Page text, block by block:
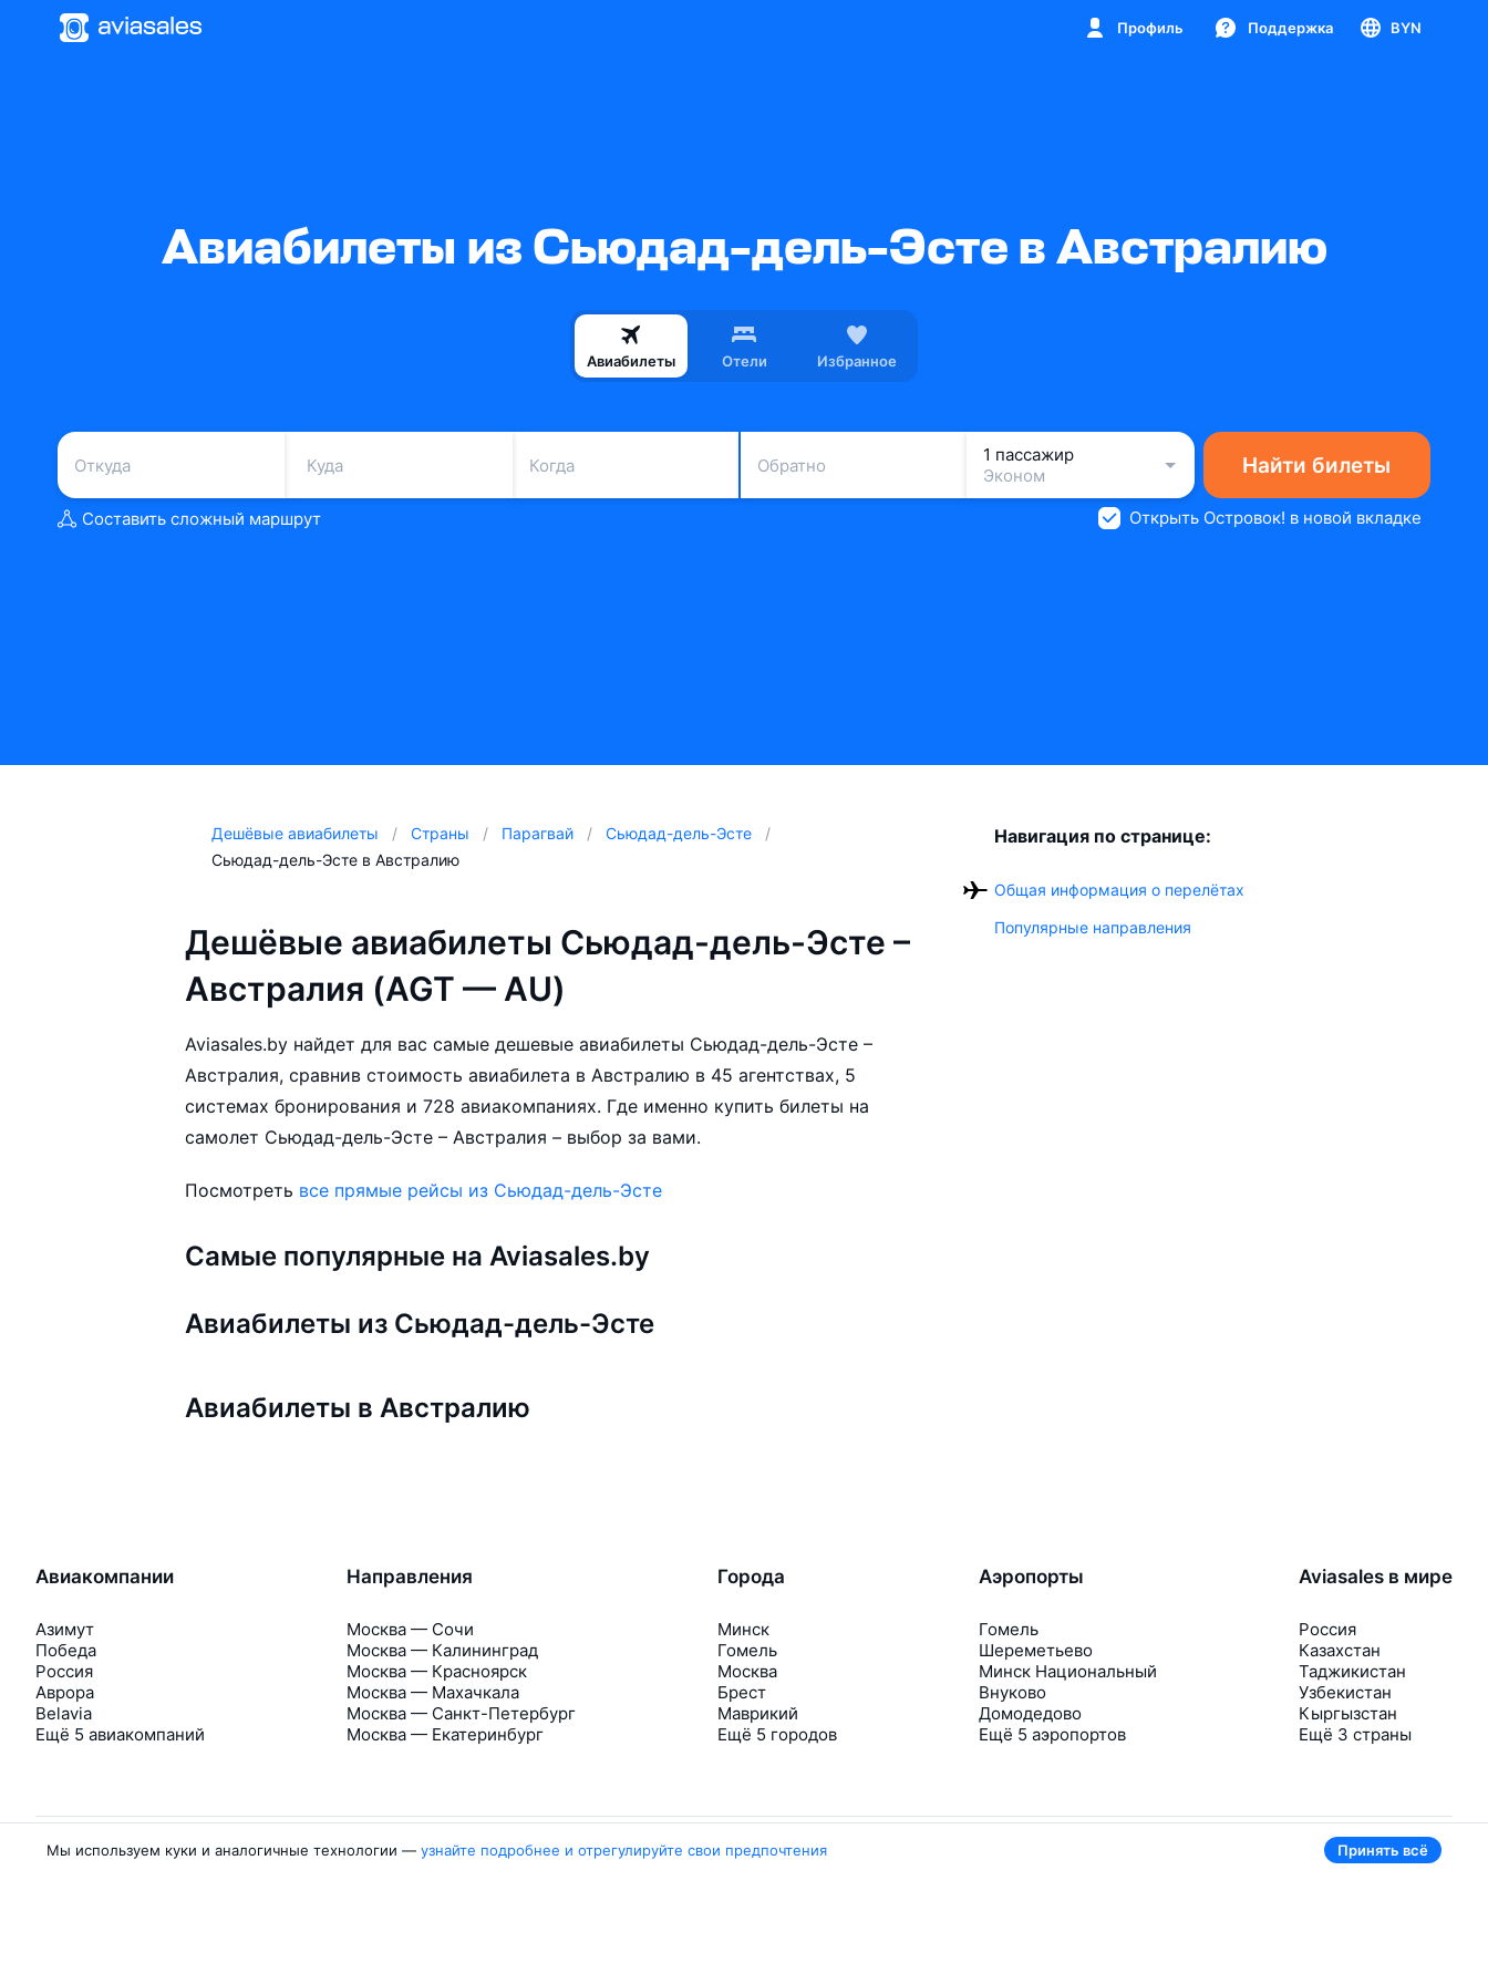
Профиль Поддержка BYN
Авиабилеты из Сьюдад-дель-Эсте в Австралию
Авиабилеты Отели Избранное
Когда Обратно
1 пассажир
Эконом
Найти билеты
Составить сложный маршрут Открыть Островок! в новой вкладке
Дешёвые авиабилеты Страны Парагвай
Сьюдад-дель-Эсте
Сьюдад-дель-Эсте в Австралию
Дешёвые авиабилеты Сьюдад-дель-Эсте –
Австралия (AGT — AU)
Aviasales.by найдет для вас самые дешевые авиабилеты Сьюдад-дель-Эсте –
Австралия, сравнив стоимость авиабилета в Австралию в 45 агентствах, 5
системах бронирования и 728 авиакомпаниях. Где именно купить билеты на
самолет Сьюдад-дель-Эсте – Австралия – выбор за вами.
Посмотреть все прямые рейсы из Сьюдад-дель-Эсте
Самые популярные на Aviasales.by
Авиабилеты из Сьюдад-дель-Эсте
Авиабилеты в Австралию
Навигация по странице:
Общая информация о перелётах
Популярные направления
Авиакомпании
Азимут
Победа
Россия
Аврора
Belavia
Ещё 5 авиакомпаний
Направления
Москва — Сочи
Москва — Калининград
Москва — Красноярск
Москва — Махачкала
Москва — Санкт-Петербург
Москва — Екатеринбург
Города
Минск
Гомель
Москва
Брест
Маврикий
Ещё 5 городов
Аэропорты
Гомель
Шереметьево
Минск Национальный
Внуково
Домодедово
Ещё 5 аэропортов
Aviasales в мире
Россия
Казахстан
Таджикистан
Узбекистан
Кыргызстан
Ещё 3 страны
Мы используем куки и аналогичные технологии — узнайте подробнее и отрегулируйте свои предпочтения Принять всё